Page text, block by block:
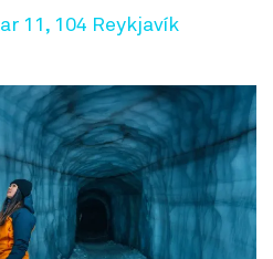
11, 104 Reykjavík